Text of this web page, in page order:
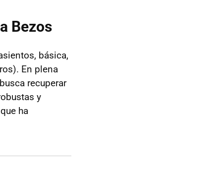
Bezos
básica,
En plena
recuperar
y
ha